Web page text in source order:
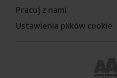
Pracuj z nami
Ustawienia plików cookie